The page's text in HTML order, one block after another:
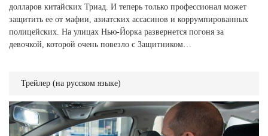
долларов китайских Триад. И теперь только профессионал может
защитить ее от мафии, азиатских ассасинов и коррумпированных
полицейских. На улицах Нью-Йорка развернется погоня за
девочкой, которой очень повезло с Защитником…
Трейлер (на русском языке)